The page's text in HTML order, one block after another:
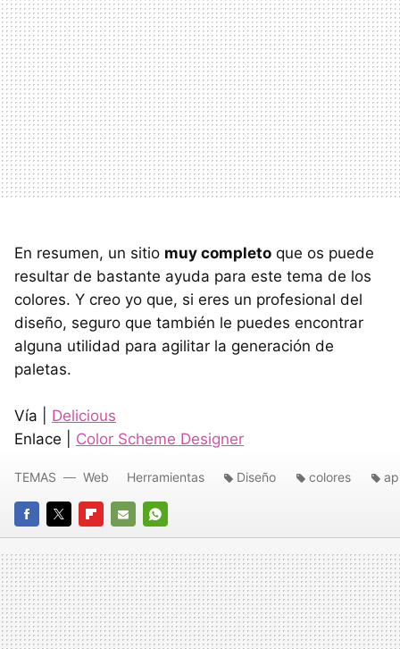
En resumen, un sitio muy completo que os puede
resultar de bastante ayuda para este tema de los
colores. Y creo yo que, si eres un profesional del
diseño, seguro que también le puedes encontrar
alguna utilidad para agilitar la generación de
paletas.
Vía | Delicious
Enlace | Color Scheme Designer
FACEBOOK
TWITTERFLIPBOARD
E-
MAIL
WHATSAPP
TEMAS Web Herramientas Diseño colores